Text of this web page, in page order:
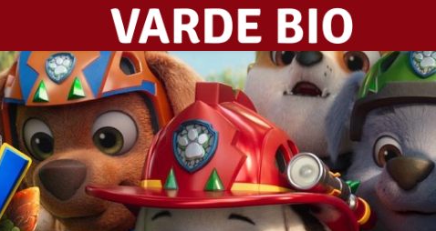
Varde Bio ApS